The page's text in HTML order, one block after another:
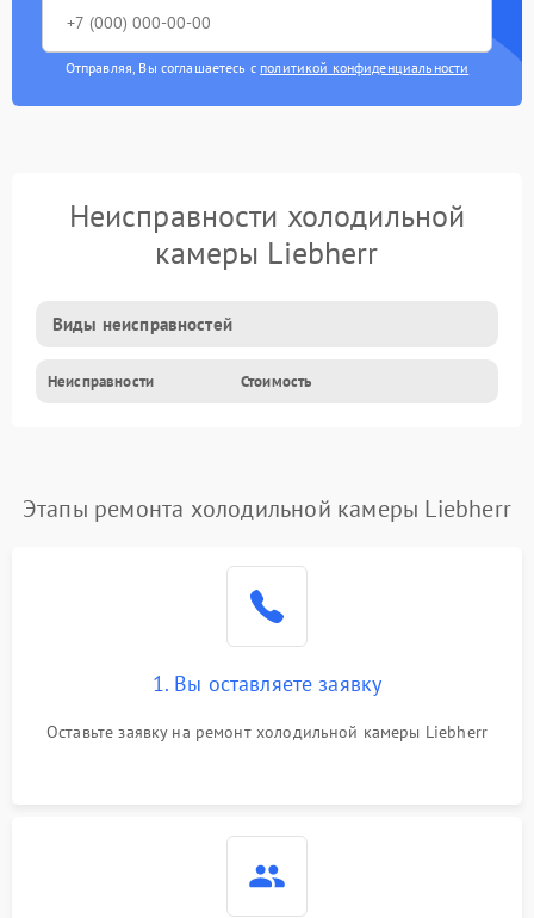
Отправляя, Вы соглашаетесь с политикой конфиденциальности
Неисправности холодильной
камеры Liebherr
Виды неисправностей
Неисправности Стоимость
Этапы ремонта холодильной камеры Liebherr
1. Вы оставляете заявку
Оставьте заявку на ремонт холодильной камеры Liebherr